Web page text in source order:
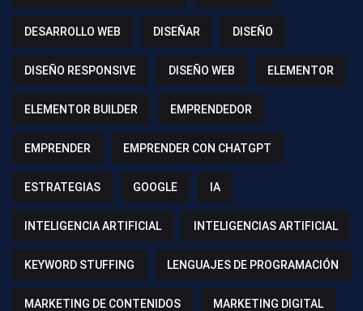
DESARROLLO WEB DISEÑAR DISEÑO
DISEÑO RESPONSIVE DISEÑO WEB ELEMENTOR
ELEMENTOR BUILDER EMPRENDEDOR
EMPRENDER EMPRENDER CON CHATGPT
ESTRATEGIAS GOOGLE IA
INTELIGENCIA ARTIFICIAL INTELIGENCIAS ARTIFICIAL
KEYWORD STUFFING LENGUAJES DE PROGRAMACIÓN
MARKETING DE CONTENIDOS MARKETING DIGITAL